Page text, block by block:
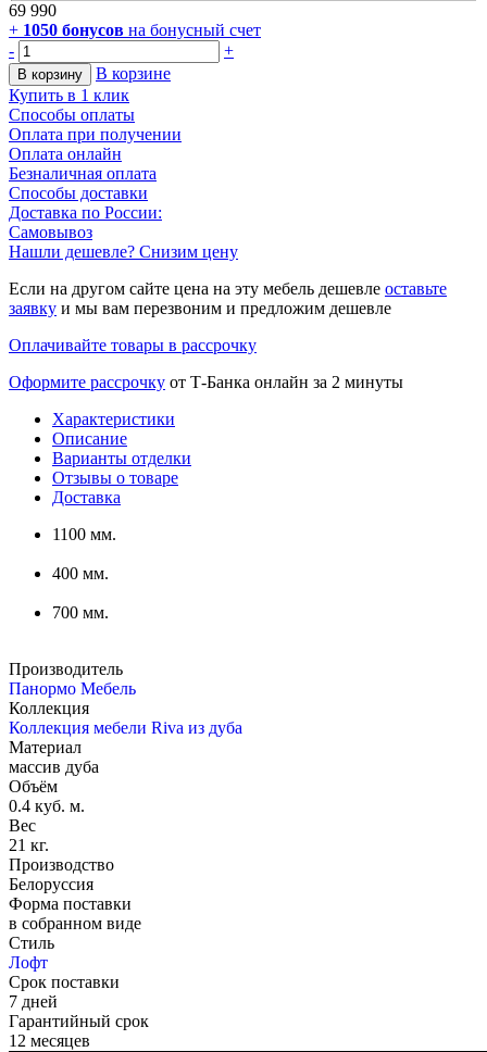
69 990
+ 1050 бонусов на бонусный счет
-
+
В корзину
В корзине
Купить в 1 клик
Способы оплаты
Оплата при получении
Оплата онлайн
Безналичная оплата
Способы доставки
Доставка по России:
Самовывоз
Нашли дешевле? Снизим цену
Если на другом сайте цена на эту мебель дешевле оставьте
заявку и мы вам перезвоним и предложим дешевле
Оплачивайте товары в рассрочку
Оформите рассрочку от Т-Банка онлайн за 2 минуты
Характеристики
Описание
Варианты отделки
Отзывы о товаре
Доставка
1100 мм.
400 мм.
700 мм.
Производитель
Панормо Мебель
Коллекция
Коллекция мебели Riva из дуба
Материал
массив дуба
Объём
0.4 куб. м.
Вес
21 кг.
Производство
Белоруссия
Форма поставки
в собранном виде
Стиль
Лофт
Срок поставки
7 дней
Гарантийный срок
12 месяцев